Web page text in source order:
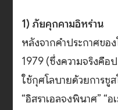
1) ภัยคุกคามอิหร่าน
หลังจากคำประกาศข
1979 (ซึ่งความจริงคือ
ใช้กุศโลบายด้วยการชู
“อิสราเอลจงพินาศ” “